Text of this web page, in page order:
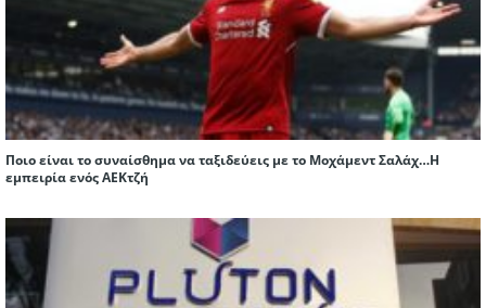
Ποιο είναι το συναίσθημα να ταξιδεύεις με το Μοχάμεντ Σαλάχ…Η
εμπειρία ενός ΑΕΚτζή